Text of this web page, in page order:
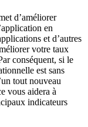
d’améliorer
en
et d’autres
votre taux
conséquent, si le
est sans
tout nouveau
vous aidera à
indicateurs